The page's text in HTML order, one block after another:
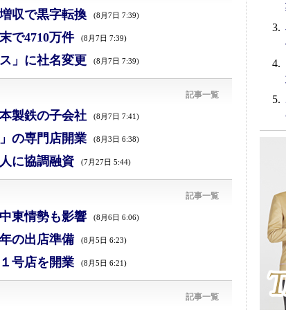
収で黒字転換 (8月7日 7:39)
で4710万件 (8月7日 7:39)
」に社名変更 (8月7日 7:39)
記事一覧
製鉄の子会社 (8月7日 7:41)
の専門店開業 (8月3日 6:38)
に協調融資 (7月27日 5:44)
記事一覧
東情勢も影響 (8月6日 6:06)
の出店準備 (8月5日 6:23)
号店を開業 (8月5日 6:21)
記事一覧